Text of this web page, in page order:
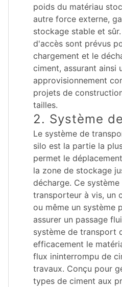
poids du matériau
autre force externe,
stockage stable et
d'accès sont prévus
chargement et le
ciment, assurant ainsi
approvisionnement
projets de
tailles.
2. Système
Le système de
silo est la partie la
permet le
la zone de stockage
décharge. Ce
transporteur à vis, un
ou même un système
assurer un passage
système de transport
efficacement le
flux ininterrompu de
travaux. Conçu pour
types de ciment aux